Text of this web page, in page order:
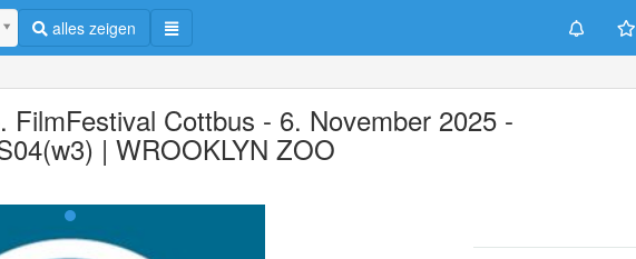
alles zeigen
FilmFestival Cottbus - 6. November 2025 -
| WROOKLYN ZOO